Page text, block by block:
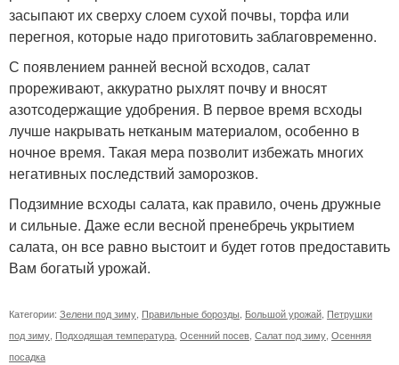
засыпают их сверху слоем сухой почвы, торфа или
перегноя, которые надо приготовить заблаговременно.
С появлением ранней весной всходов, салат
прореживают, аккуратно рыхлят почву и вносят
азотсодержащие удобрения. В первое время всходы
лучше накрывать нетканым материалом, особенно в
ночное время. Такая мера позволит избежать многих
негативных последствий заморозков.
Подзимние всходы салата, как правило, очень дружные
и сильные. Даже если весной пренебречь укрытием
салата, он все равно выстоит и будет готов предоставить
Вам богатый урожай.
Категории: Зелени под зиму, Правильные борозды, Большой урожай, Петрушки
под зиму, Подходящая температура, Осенний посев, Салат под зиму, Осенняя
посадка